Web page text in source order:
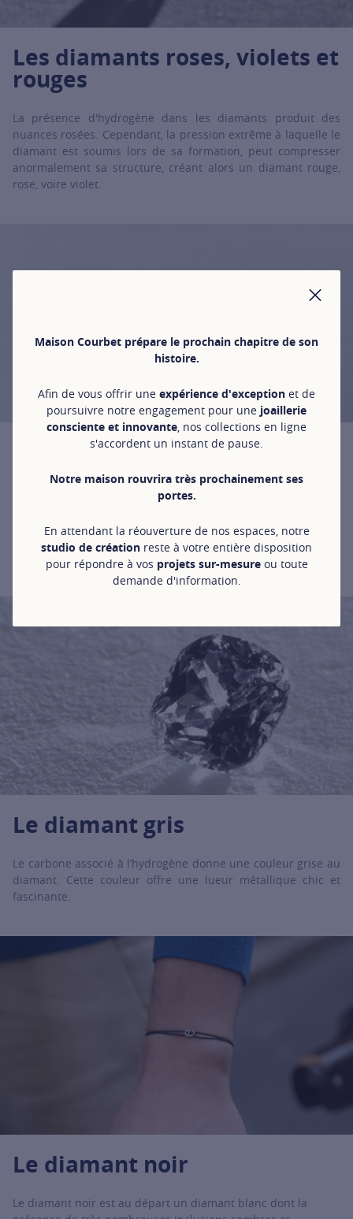
Maison Courbet prépare le prochain chapitre de son
histoire.
Afin de vous offrir une expérience d'exception et de
poursuivre notre engagement pour une joaillerie
consciente et innovante , nos collections en ligne
s'accordent un instant de pause.
Notre maison rouvrira très prochainement ses
portes.
En attendant la réouverture de nos espaces, notre
studio de création reste à votre entière disposition
pour répondre à vos projets sur-mesureou toute
demande d'information.
Les diamants roses, violets et
rouges
La présence d'hydrogène dans les diamants produit des
nuances rosées. Cependant, la pression extrême à laquelle le
diamant est soumis lors de sa formation, peut compresser
anormalement sa structure, créant alors un diamant rouge,
rose, voire violet.
Le diamant brun
Le diamant brun est le diamant de couleur le plus commun.
diamant contient d’azote, plus sa couleur est riche. Le
diamant brun peut varier d’une teinte claire à un brun très
Le diamant gris
Le carbone associé à l’hydrogène donne une couleur grise au
diamant. Cette couleur offre une lueur métallique chic et
fascinante.
Le diamant noir
Le diamant noir est au départ un diamant blanc dont la